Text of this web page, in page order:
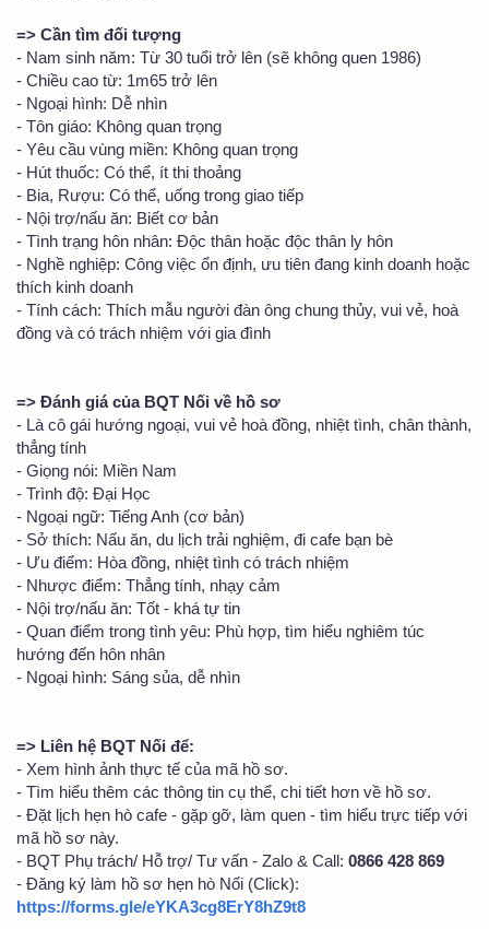
=> Cần tìm đối tượng
- Nam sinh năm: Từ 30 tuổi trở lên (sẽ không quen 1986)
- Chiều cao từ: 1m65 trở lên
- Ngoại hình: Dễ nhìn
- Tôn giáo: Không quan trọng
- Yêu cầu vùng miền: Không quan trọng
- Hút thuốc: Có thể, ít thi thoảng
- Bia, Rượu: Có thể, uống trong giao tiếp
- Nội trợ/nấu ăn: Biết cơ bản
- Tình trạng hôn nhân: Độc thân hoặc độc thân ly hôn
- Nghề nghiệp: Công việc ổn định, ưu tiên đang kinh doanh hoặc
thích kinh doanh
- Tính cách: Thích mẫu người đàn ông chung thủy, vui vẻ, hoà
đồng và có trách nhiệm với gia đình
=> Đánh giá của BQT Nối về hồ sơ
- Là cô gái hướng ngoại, vui vẻ hoà đồng, nhiệt tình, chân thành,
thẳng tính
- Giọng nói: Miền Nam
- Trình độ: Đại Học
- Ngoại ngữ: Tiếng Anh (cơ bản)
- Sở thích: Nấu ăn, du lịch trải nghiệm, đi cafe bạn bè
- Ưu điểm: Hòa đồng, nhiệt tình có trách nhiệm
- Nhược điểm: Thẳng tính, nhạy cảm
- Nội trợ/nấu ăn: Tốt - khá tự tin
- Quan điểm trong tình yêu: Phù hợp, tìm hiểu nghiêm túc
hướng đến hôn nhân
- Ngoại hình: Sáng sủa, dễ nhìn
=> Liên hệ BQT Nối để:
- Xem hình ảnh thực tế của mã hồ sơ.
- Tìm hiểu thêm các thông tin cụ thể, chi tiết hơn về hồ sơ.
- Đặt lịch hẹn hò cafe - gặp gỡ, làm quen - tìm hiểu trực tiếp với
mã hồ sơ này.
- BQT Phụ trách/ Hỗ trợ/ Tư vấn - Zalo & Call: 0866 428 869
- Đăng ký làm hồ sơ hẹn hò Nối (Click):
https://forms.gle/eYKA3cg8ErY8hZ9t8